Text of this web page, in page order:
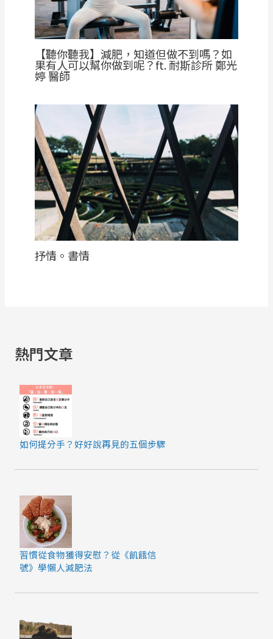
【聽你聽我】減肥，知道但做不到嗎？如
果有人可以幫你做到呢？ft. 耐斯診所 鄭光
婷 醫師
抒情。書情
熱門文章
如何提分手？好好說再見的五個步驟
習慣從食物獲得安慰？從《飢餓信
號》學懶人減肥法